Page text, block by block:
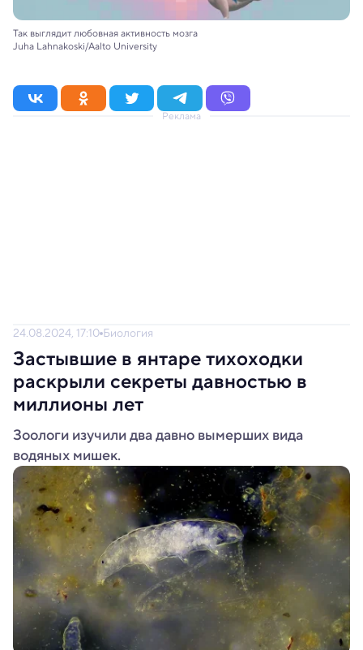
Так выглядит любовная активность мозга
Juha Lahnakoski/Aalto University
Реклама
24.08.2024, 17:10 Биология
Застывшие в янтаре тихоходки
раскрыли секреты давностью в
миллионы лет
Зоологи изучили два давно вымерших вида
водяных мишек.